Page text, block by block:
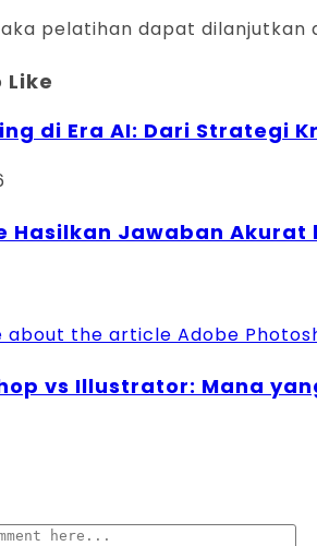
pelatihan dapat
Like
di Era AI: Dari Strategi
Hasilkan Jawaban
vs Illustrator: Mana